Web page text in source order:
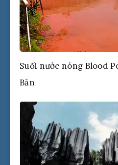
Suối nước nóng Blood
Bản